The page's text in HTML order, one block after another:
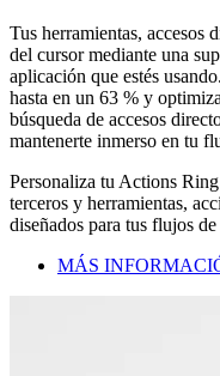
Tus herramientas, accesos
del cursor mediante una
aplicación que estés
hasta en un 63 % y
búsqueda de accesos
mantenerte inmerso en tu
Personaliza tu Actions
terceros y herramientas,
diseñados para tus flujos
MÁS